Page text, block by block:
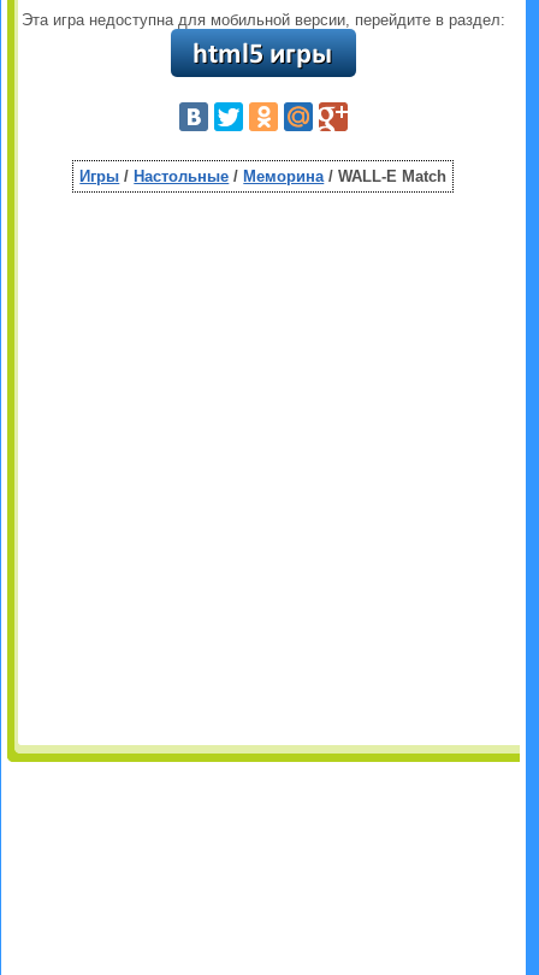
Эта игра недоступна для мобильной версии, перейдите в раздел:
Игры / Настольные / Меморина/ WALL-E Match